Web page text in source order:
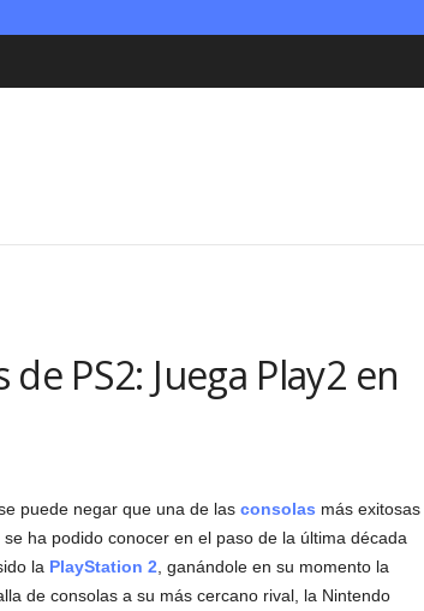
PS2: Juega Play2 en
puede negar que una de las consolas más exitosas
se ha podido conocer en el paso de la última década
la PlayStation 2 , ganándole en su momento la
de consolas a su más cercano rival, la Nintendo